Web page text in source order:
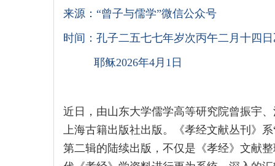
来源：“曾子与儒学”微信公众号
时间：孔子二五七七年岁次丙午二月十四
耶稣2026年4月1日
近日，由山东大学儒学高等研究院曾振宇
上海古籍出版社出版。《孝经文献丛刊》
第二辑的陆续出版，不仅是《孝经》文献